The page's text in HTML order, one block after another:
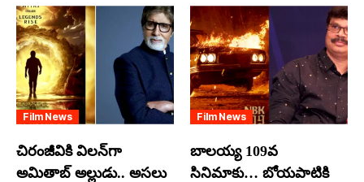
Film News
చిరంజీవికి విలన్‌గా
అమితాబ్ అల్లుడు.. అసలు
Film News
బాలయ్య 109వ
సినిమాకు… బోయపాటికి